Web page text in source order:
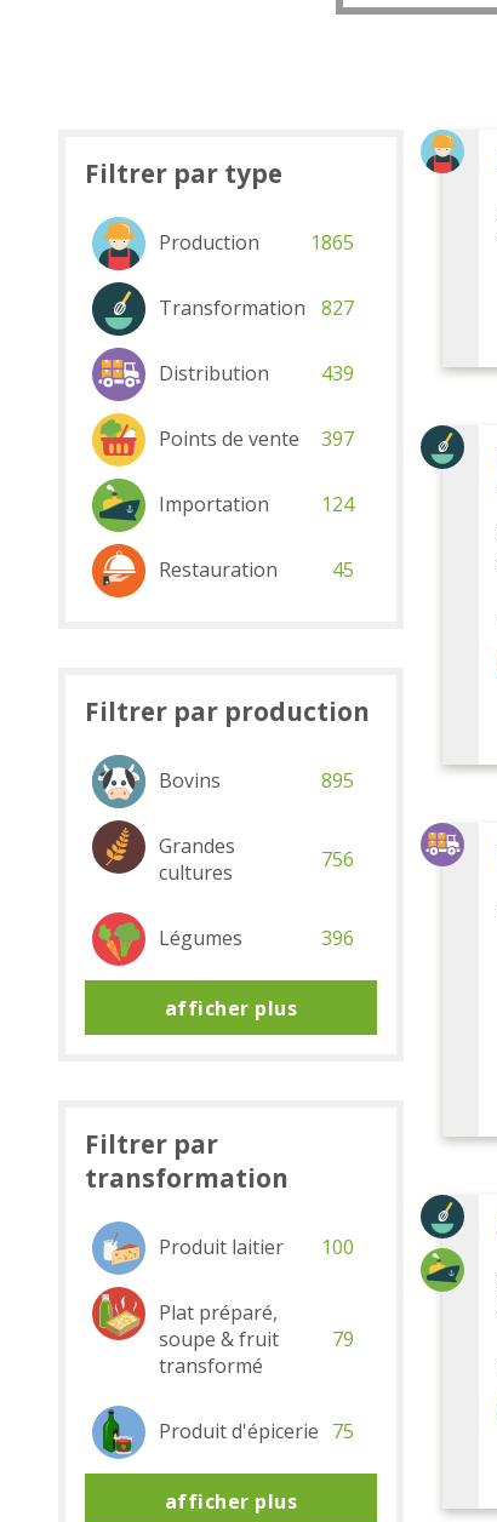
Filtrer par type
Production 1865
Transformation 827
Distribution 439
Points de vente 397
Importation 124
Restauration 45
Filtrer par production
Bovins 895
Grandes
cultures
756
Légumes 396
afficher plus
Filtrer par
transformation
Produit laitier 100
Plat préparé,
soupe & fruit
transformé
79
Produit d'épicerie 75
afficher plus